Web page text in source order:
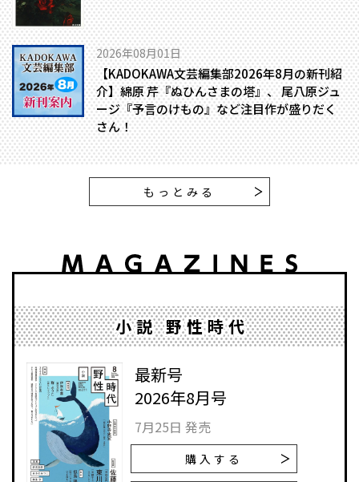
2026年08月01日
【KADOKAWA文芸編集部2026年8月の新刊紹
介】綿原 芹『ぬひんさまの塔』、 尾八原ジュ
ージ『予言のけもの』など注目作が盛りだく
さん！
もっとみる
小説 野性時代
最新号
2026年8月号
7月25日 発売
購入する